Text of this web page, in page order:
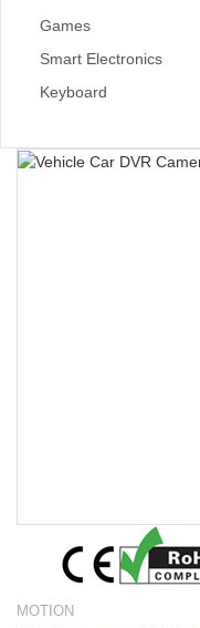
Games
Smart Electronics
Keyboard
MOTION